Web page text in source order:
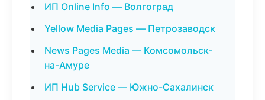
ИП Online Info — Волгоград
Yellow Media Pages — Петрозаводск
News Pages Media — Комсомольск-
на-Амуре
ИП Hub Service — Южно-Сахалинск